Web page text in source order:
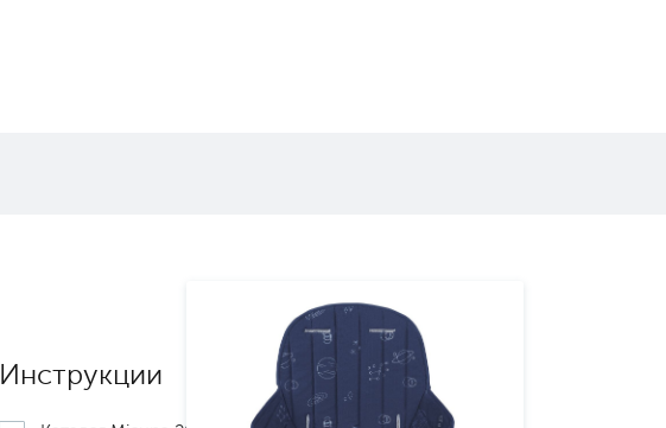
Инструкции